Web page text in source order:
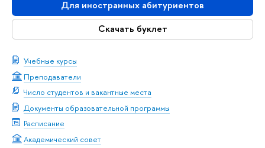
Для иностранных абитуриентов
Скачать буклет
Учебные курсы
Преподаватели
Число студентов и вакантные места
Документы образовательной программы
Расписание
Академический совет